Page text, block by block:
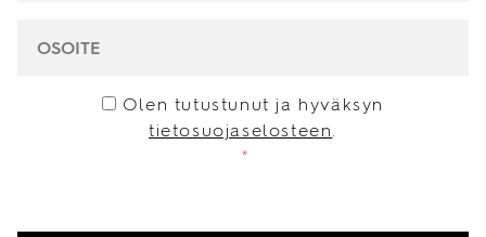
CONSENT *
Olen tutustunut ja hyväksyn
tietosuojaselosteen.
*